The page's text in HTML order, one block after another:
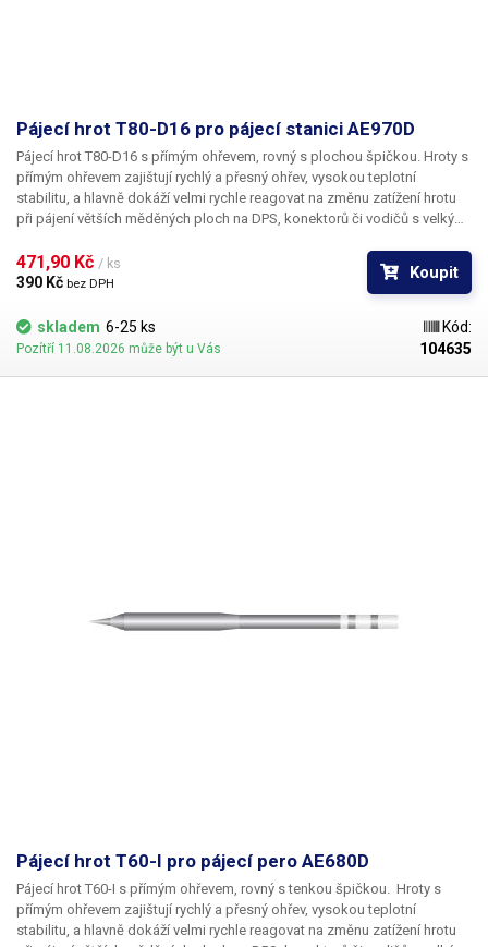
Pájecí hrot T80-D16 pro pájecí stanici AE970D
Pájecí hrot T80-D16 s přímým ohřevem, rovný s plochou špičkou.
přímým ohřevem zajištují rychlý a přesný ohřev, vysokou teplotní
stabilitu, a hlavně dokáží velmi rychle reagovat na změnu zatížení hrotu
při pájení větších měděných ploch na DPS, konektorů či vodičů s velkým
galvanicky pokovena chromovou vrstvou.
Pozor, hroty T80 jsou určeny
výhradně do pájecích stanic značky ATETOOL. Hroty T60 a T80 nejsou
D16
471,90 Kč / ks
390 Kč bez DPH
Koupit
skladem 6-25 ks
Pozítří 11.08.2026 může být u Vás
Kód:
104635
Pájecí hrot T60-I pro pájecí pero AE680D
Pájecí hrot T60-I s přímým ohřevem, rovný s tenkou špičkou.
přímým ohřevem zajištují rychlý a přesný ohřev, vysokou teplotní
stabilitu, a hlavně dokáží velmi rychle reagovat na změnu zatížení hrotu